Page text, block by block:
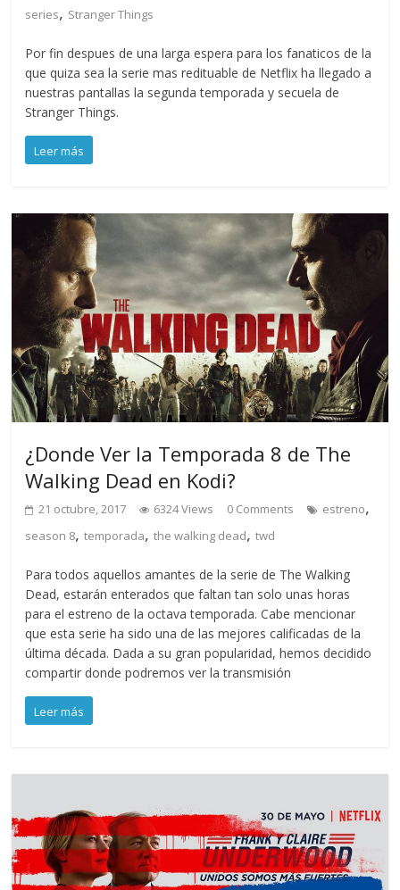
series, Stranger Things
Por fin despues de una larga espera para los fanaticos de la
que quiza sea la serie mas redituable de Netflix ha llegado a
nuestras pantallas la segunda temporada y secuela de
Stranger Things.
Leer más
¿Donde Ver la Temporada 8 de The
Walking Dead en Kodi?
21 octubre, 2017 6324 Views 0 Comments estreno,
season 8,temporada,the walking dead,twd
Para todos aquellos amantes de la serie de The Walking
Dead, estarán enterados que faltan tan solo unas horas
para el estreno de la octava temporada. Cabe mencionar
que esta serie ha sido una de las mejores calificadas de la
última década. Dada a su gran popularidad, hemos decidido
compartir donde podremos ver la transmisión
Leer más